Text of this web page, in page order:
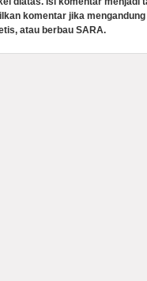
komentar jika
atau berbau SARA.